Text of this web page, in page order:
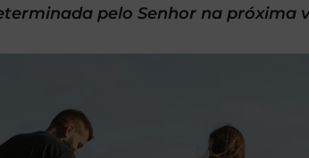
pelo Senhor na próxima